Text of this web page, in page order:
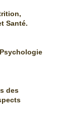
Santé.
des